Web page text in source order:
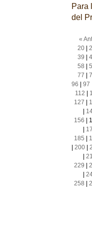
Para
del
«
20|
39
58
77
96
97
112
127
156
185
200|
229
258